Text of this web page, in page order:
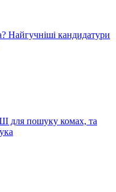
Найгучніші кандидатури
для пошуку комах, та